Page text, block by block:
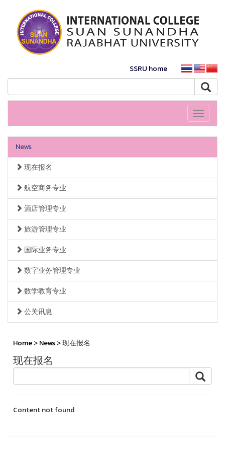
SSRU home
Toggle
News
现在报名
航空商务专业
酒店管理专业
旅游管理专业
国际业务专业
数字业务管理专业
数学教育专业
公关讯息
Home>News> 现在报名
现在报名
Content not found